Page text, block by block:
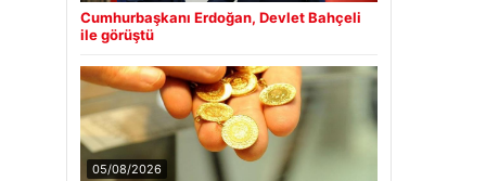
Cumhurbaşkanı Erdoğan, Devlet Bahçeli
ile görüştü
05/08/2026